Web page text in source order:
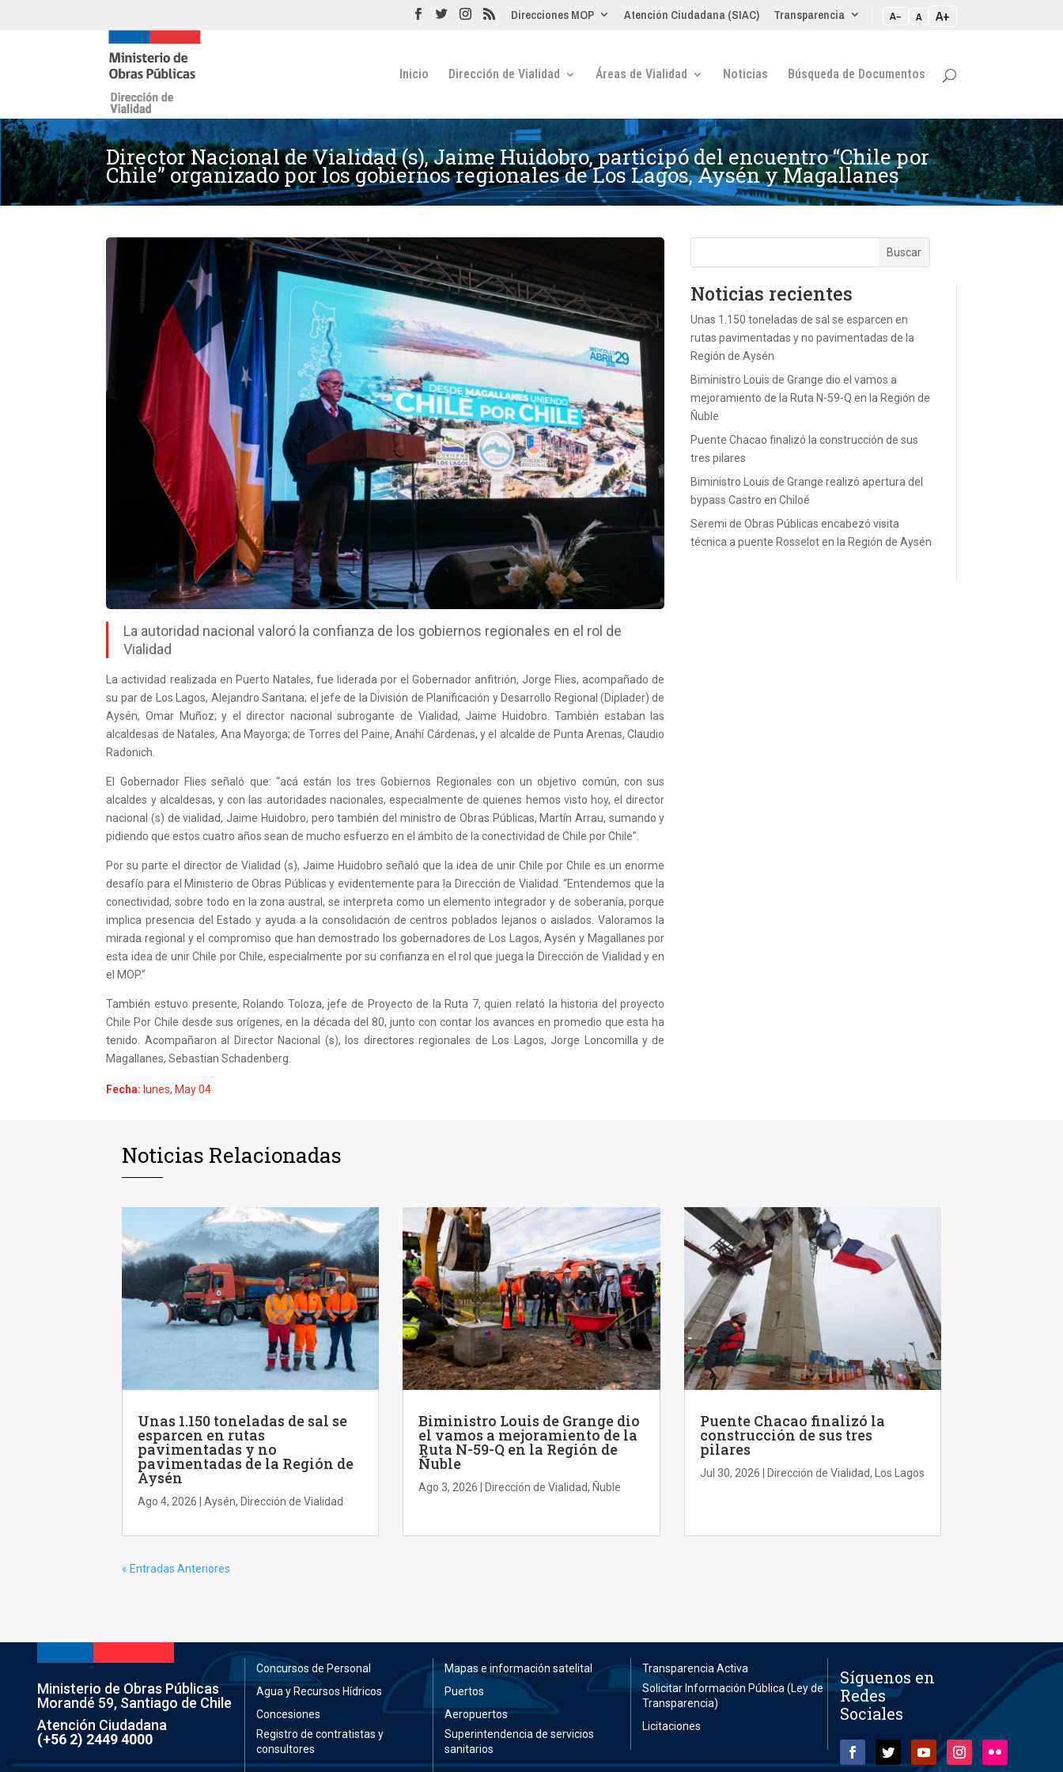
Direcciones MOP Atención Ciudadana (SIAC) Transparencia A− A A+
Inicio Dirección de Vialidad Áreas de Vialidad Noticias Búsqueda de Documentos
Director Nacional de Vialidad (s), Jaime Huidobro, participó del encuentro “Chile por
Chile” organizado por los gobiernos regionales de Los Lagos, Aysén y Magallanes
La autoridad nacional valoró la confianza de los gobiernos regionales en el rol de
Vialidad
La actividad realizada en Puerto Natales, fue liderada por el Gobernador anfitrión, Jorge Flies, acompañado de
su par de Los Lagos, Alejandro Santana; el jefe de la División de Planificación y Desarrollo Regional (Diplader) de
Aysén, Omar Muñoz; y el director nacional subrogante de Vialidad, Jaime Huidobro. También estaban las
alcaldesas de Natales, Ana Mayorga; de Torres del Paine, Anahí Cárdenas, y el alcalde de Punta Arenas, Claudio
Radonich.
El Gobernador Flies señaló que: “acá están los tres Gobiernos Regionales con un objetivo común, con sus
alcaldes y alcaldesas, y con las autoridades nacionales, especialmente de quienes hemos visto hoy, el director
nacional (s) de vialidad, Jaime Huidobro, pero también del ministro de Obras Públicas, Martín Arrau, sumando y
pidiendo que estos cuatro años sean de mucho esfuerzo en el ámbito de la conectividad de Chile por Chile”.
Por su parte el director de Vialidad (s), Jaime Huidobro señaló que la idea de unir Chile por Chile es un enorme
desafío para el Ministerio de Obras Públicas y evidentemente para la Dirección de Vialidad. “Entendemos que la
conectividad, sobre todo en la zona austral, se interpreta como un elemento integrador y de soberanía, porque
implica presencia del Estado y ayuda a la consolidación de centros poblados lejanos o aislados. Valoramos la
mirada regional y el compromiso que han demostrado los gobernadores de Los Lagos, Aysén y Magallanes por
esta idea de unir Chile por Chile, especialmente por su confianza en el rol que juega la Dirección de Vialidad y en
el MOP.”
También estuvo presente, Rolando Toloza, jefe de Proyecto de la Ruta 7, quien relató la historia del proyecto
Chile Por Chile desde sus orígenes, en la década del 80, junto con contar los avances en promedio que esta ha
tenido. Acompañaron al Director Nacional (s), los directores regionales de Los Lagos, Jorge Loncomilla y de
Magallanes, Sebastian Schadenberg.
Fecha: lunes, May 04
Noticias recientes
Unas 1.150 toneladas de sal se esparcen en
rutas pavimentadas y no pavimentadas de la
Región de Aysén
Biministro Louis de Grange dio el vamos a
mejoramiento de la Ruta N-59-Q en la Región de
Ñuble
Puente Chacao finalizó la construcción de sus
tres pilares
Biministro Louis de Grange realizó apertura del
bypass Castro en Chiloé
Seremi de Obras Públicas encabezó visita
técnica a puente Rosselot en la Región de Aysén
Noticias Relacionadas
Unas 1.150 toneladas de sal se
esparcen en rutas
pavimentadas y no
pavimentadas de la Región de
Aysén
Ago 4, 2026 |Aysén, Dirección de Vialidad
Biministro Louis de Grange dio
el vamos a mejoramiento de la
Ruta N-59-Q en la Región de
Ñuble
Ago 3, 2026 Dirección de Vialidad, Ñuble
Puente Chacao finalizó la
construcción de sus tres
pilares
Jul 30, 2026 Dirección de Vialidad, Los Lagos
« Entradas Anteriores
Ministerio de Obras Públicas
Morandé 59, Santiago de Chile
Atención Ciudadana
(+56 2) 2449 4000
Concursos de Personal
Agua y Recursos Hídricos
Concesiones
Registro de contratistas y
consultores
Mapas e información satelital
Puertos
Aeropuertos
Superintendencia de servicios
sanitarios
Transparencia Activa
Solicitar Información Pública (Ley de
Transparencia)
Licitaciones
Síguenos en
Redes
Sociales